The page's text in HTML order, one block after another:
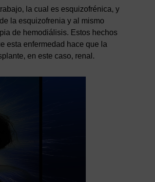
la cual es esquizofrénica, y
la esquizofrenia y al mismo
de hemodiálisis. Estos hechos
esta enfermedad hace que la
en este caso, renal.